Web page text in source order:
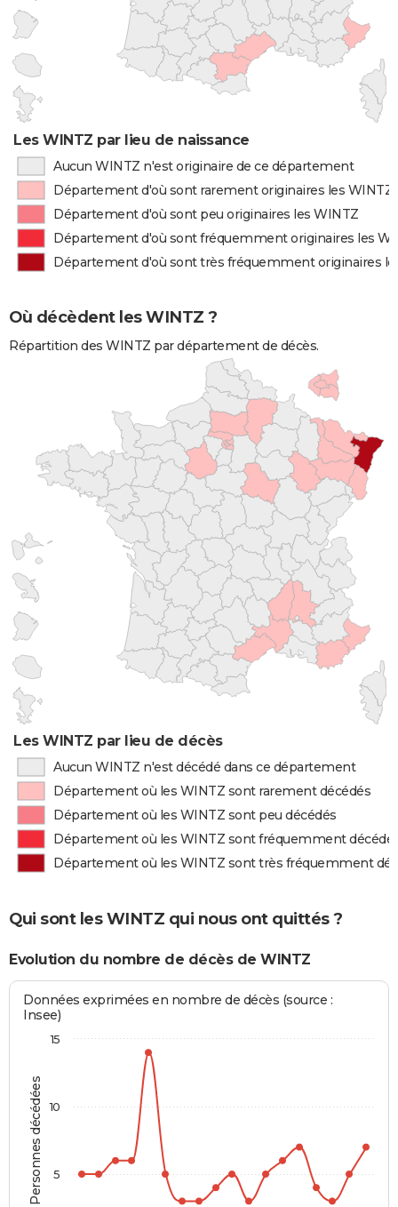
Les WINTZ par lieu de naissance
Aucun WINTZ n'est originaire de ce département
Département d'où sont rarement originaires les WINTZ
Département d'où sont peu originaires les WINTZ
Département d'où sont fréquemment originaires les
Département d'où sont très fréquemment originaires
Où décèdent les WINTZ ?
Répartition des WINTZ par département de décès.
Les WINTZ par lieu de décès
Aucun WINTZ n'est décédé dans ce département
Département où les WINTZ sont rarement décédés
Département où les WINTZ sont peu décédés
Département où les WINTZ sont fréquemment
Département où les WINTZ sont très fréquemment
Qui sont les WINTZ qui nous ont quittés ?
Evolution du nombre de décès de WINTZ
Personnes décédées
Données exprimées en nombre de décès (source :
Insee)
5
10
15